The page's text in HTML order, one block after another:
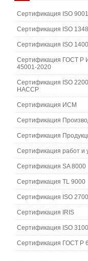
Сертификация ISO 9001
Сертификация ISO
Сертификация ISO
Сертификация ГОСТ Р
45001-2020
Сертификация ISO
HACCP
Сертификация ИСМ
Сертификация
Сертификация
Сертификация работ и
Сертификация SA 8000
Сертификация TL 9000
Сертификация ISO
Сертификация IRIS
Сертификация ISO
Сертификация ГОСТ Р